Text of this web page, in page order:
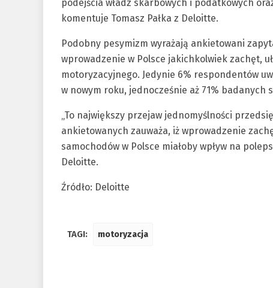
podejścia władz skarbowych i podatkowych
komentuje Tomasz Pałka z Deloitte.
Podobny pesymizm wyrażają ankietowani
wprowadzenie w Polsce jakichkolwiek zachęt,
motoryzacyjnego. Jedynie 6% respondentów
w nowym roku, jednocześnie aż 71%
„To największy przejaw jednomyślności
ankietowanych zauważa, iż wprowadzenie
samochodów w Polsce miałoby wpływ na
Deloitte.
Źródło: Deloitte
TAGI: motoryzacja